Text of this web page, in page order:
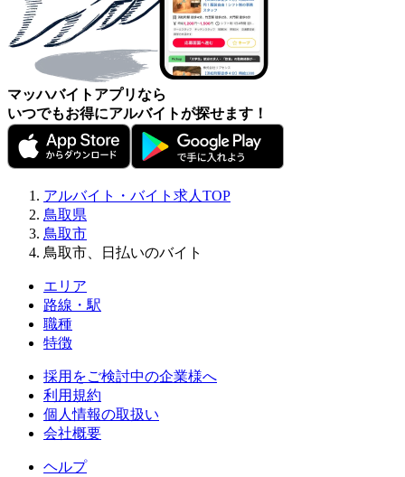
マッハバイトアプリなら
いつでもお得にアルバイトが探せます！
アルバイト・バイト求人TOP
鳥取県
鳥取市
鳥取市、日払いのバイト
エリア
路線・駅
職種
特徴
採用をご検討中の企業様へ
利用規約
個人情報の取扱い
会社概要
ヘルプ